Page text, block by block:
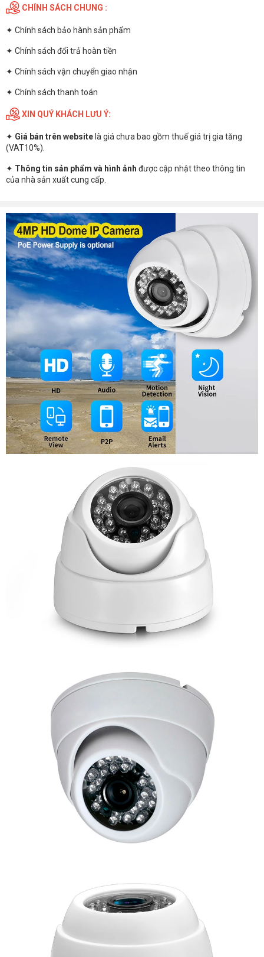
CHÍNH SÁCH CHUNG :
✦ Chính sách bảo hành sản phẩm
✦ Chính sách đổi trả hoàn tiền
✦ Chính sách vận chuyển giao nhận
✦ Chính sách thanh toán
XIN QUÝ KHÁCH LƯU Ý:
✦ Giá bán trên websitelà giá chưa bao gồm thuế giá trị gia tăng
(VAT10%).
✦ Thông tin sản phẩm và hình ảnh được cập nhật theo thông tin
của nhà sản xuất cung cấp.